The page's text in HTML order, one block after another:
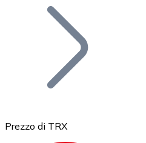
Aggiungi il token del tuo
Prezzo di TRX